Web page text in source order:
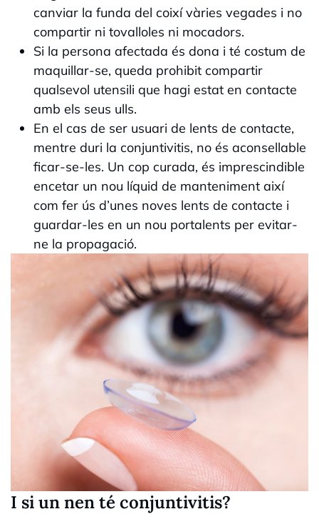
canviar la funda del coixí vàries vegades i no
compartir ni tovalloles ni mocadors.
Si la persona afectada és dona i té costum de
maquillar-se, queda prohibit compartir
qualsevol utensili que hagi estat en contacte
amb els seus ulls.
En el cas de ser usuari de lents de contacte,
mentre duri la conjuntivitis, no és aconsellable
ficar-se-les. Un cop curada, és imprescindible
encetar un nou líquid de manteniment així
com fer ús d’unes noves lents de contacte i
guardar-les en un nou portalents per evitar-
ne la propagació.
I si un nen té conjuntivitis?